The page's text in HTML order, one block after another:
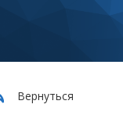
Вернуться